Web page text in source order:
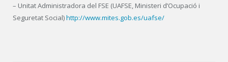
– Unitat Administradora del FSE (UAFSE, Ministeri d’Ocupació i
Seguretat Social)http://www.mites.gob.es/uafse/